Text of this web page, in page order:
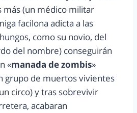
(un médico militar
facilona adicta a las
como su novio, del
del nombre) conseguirán
«manada de zombis»
grupo de muertos vivientes
circo) y tras sobrevivir
acabaran